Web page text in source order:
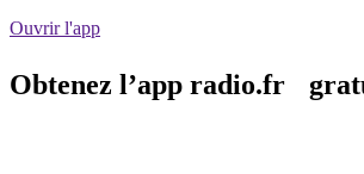
Ouvrir l'app
Obtenez l’app radio.fr